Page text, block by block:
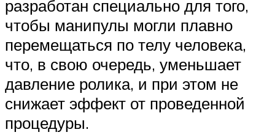
разработан специально для того,
чтобы манипулы могли плавно
перемещаться по телу человека,
что, в свою очередь, уменьшает
давление ролика, и при этом не
снижает эффект от проведенной
процедуры.